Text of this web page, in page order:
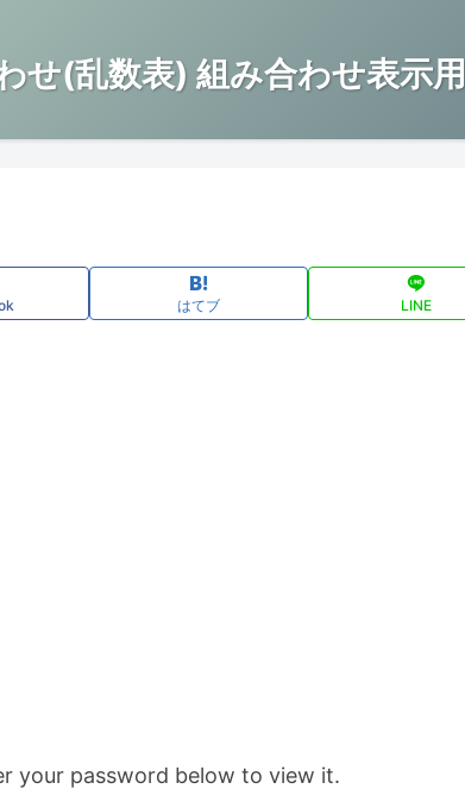
せ(乱数表) 組み合わせ表示
はてブ LINE
your password below to view it.